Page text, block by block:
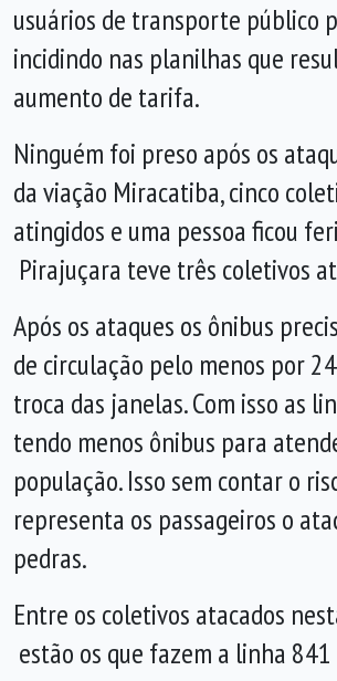
usuários de transporte público
incidindo nas planilhas que
aumento de tarifa.
Ninguém foi preso após os
da viação Miracatiba, cinco
atingidos e uma pessoa ficou
Pirajuçara teve três coletivos
Após os ataques os ônibus
de circulação pelo menos por
troca das janelas. Com isso as
tendo menos ônibus para
população. Isso sem contar o
representa os passageiros o
pedras.
Entre os coletivos atacados
estão os que fazem a linha 841